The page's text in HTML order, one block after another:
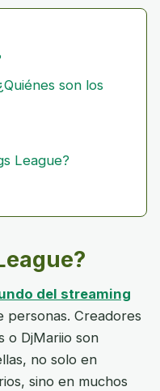
son los
League?
del streaming
personas. Creadores
o DjMariio son
no solo en
sino en muchos